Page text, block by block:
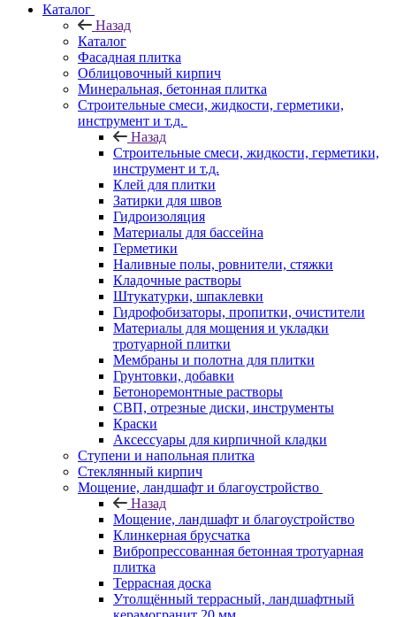
Каталог
Назад
Каталог
Фасадная плитка
Облицовочный кирпич
Минеральная, бетонная плитка
Строительные смеси, жидкости, герметики,
инструмент и т.д.
Назад
Строительные смеси, жидкости, герметики,
инструмент и т.д.
Клей для плитки
Затирки для швов
Гидроизоляция
Материалы для бассейна
Герметики
Наливные полы, ровнители, стяжки
Кладочные растворы
Штукатурки, шпаклевки
Гидрофобизаторы, пропитки, очистители
Материалы для мощения и укладки
тротуарной плитки
Мембраны и полотна для плитки
Грунтовки, добавки
Бетоноремонтные растворы
СВП, отрезные диски, инструменты
Краски
Аксессуары для кирпичной кладки
Ступени и напольная плитка
Cтеклянный кирпич
Мощение, ландшафт и благоустройство
Назад
Мощение, ландшафт и благоустройство
Клинкерная брусчатка
Вибропрессованная бетонная тротуарная
плитка
Террасная доска
Утолщённый террасный, ландшафтный